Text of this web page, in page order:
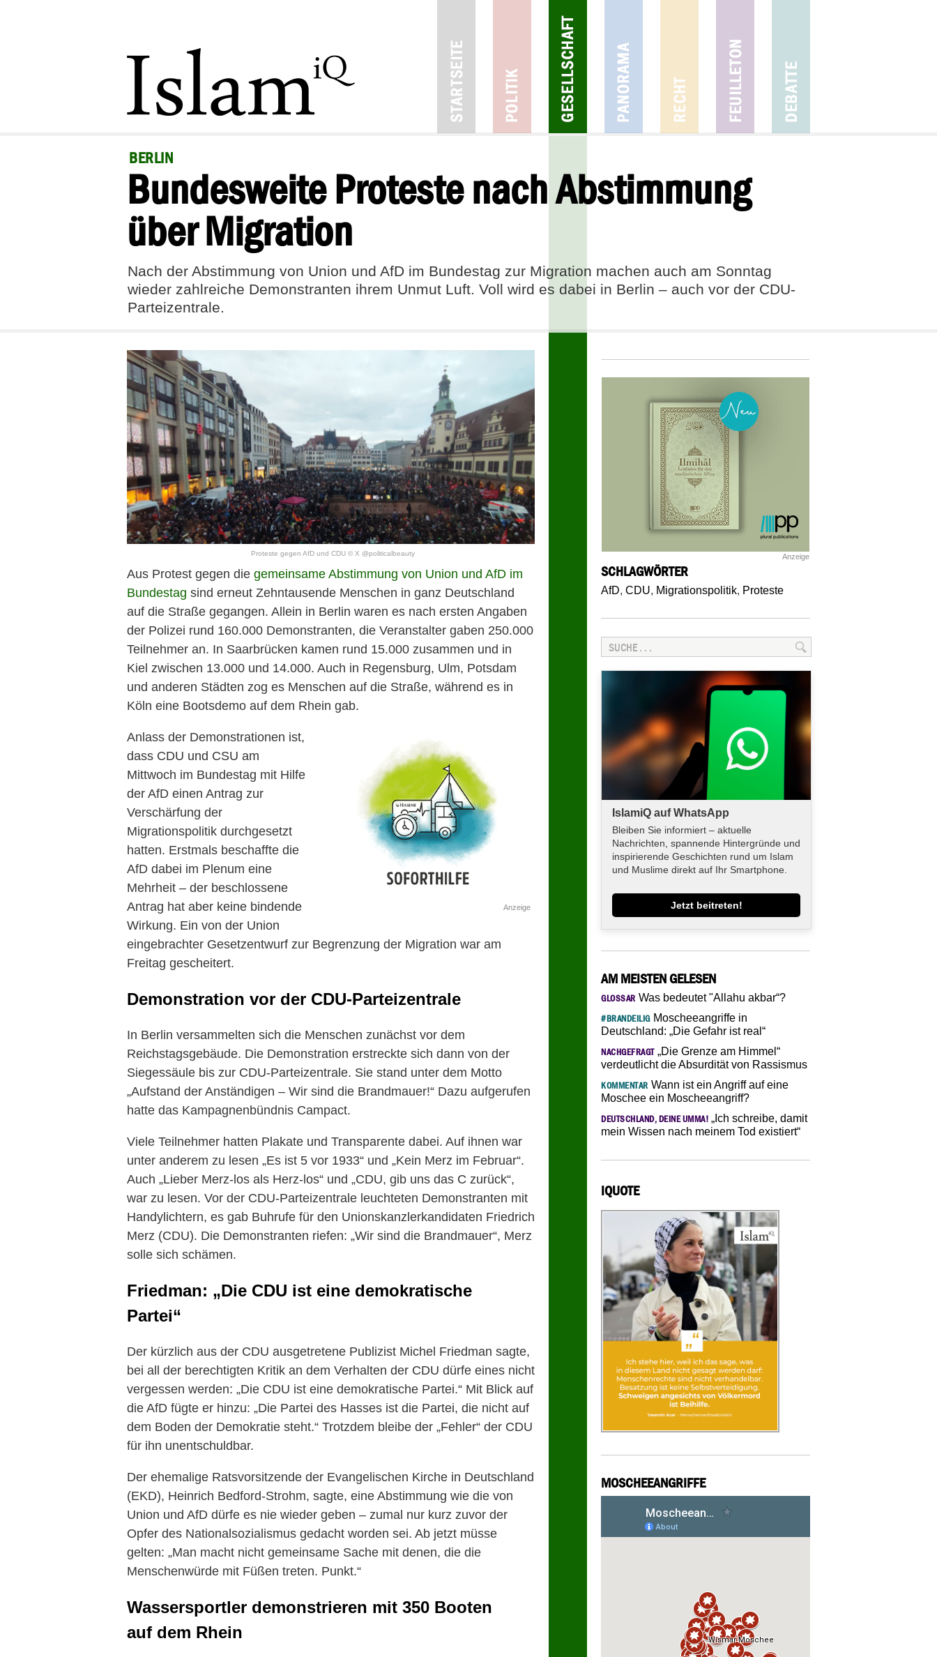
BERLIN
Bundesweite Proteste nach Abstimmung
über Migration
Nach der Abstimmung von Union und AfD im Bundestag zur Migration machen auch am Sonntag
wieder zahlreiche Demonstranten ihrem Unmut Luft. Voll wird es dabei in Berlin – auch vor der CDU-
Parteizentrale.
Proteste gegen AfD und CDU © X @politicalbeauty
Aus Protest gegen die gemeinsame Abstimmung von Union und AfD im
Bundestag sind erneut Zehntausende Menschen in ganz Deutschland
auf die Straße gegangen. Allein in Berlin waren es nach ersten Angaben
der Polizei rund 160.000 Demonstranten, die Veranstalter gaben 250.000
Teilnehmer an. In Saarbrücken kamen rund 15.000 zusammen und in
Kiel zwischen 13.000 und 14.000. Auch in Regensburg, Ulm, Potsdam
und anderen Städten zog es Menschen auf die Straße, während es in
Köln eine Bootsdemo auf dem Rhein gab.
Anzeige
Anlass der Demonstrationen ist,
dass CDU und CSU am
Mittwoch im Bundestag mit Hilfe
der AfD einen Antrag zur
Verschärfung der
Migrationspolitik durchgesetzt
hatten. Erstmals beschaffte die
AfD dabei im Plenum eine
Mehrheit – der beschlossene
Antrag hat aber keine bindende
Wirkung. Ein von der Union
eingebrachter Gesetzentwurf zur Begrenzung der Migration war am
Freitag gescheitert.
Demonstration vor der CDU-Parteizentrale
In Berlin versammelten sich die Menschen zunächst vor dem
Reichstagsgebäude. Die Demonstration erstreckte sich dann von der
Siegessäule bis zur CDU-Parteizentrale. Sie stand unter dem Motto
„Aufstand der Anständigen – Wir sind die Brandmauer!“ Dazu aufgerufen
hatte das Kampagnenbündnis Campact.
Viele Teilnehmer hatten Plakate und Transparente dabei. Auf ihnen war
unter anderem zu lesen „Es ist 5 vor 1933“ und „Kein Merz im Februar“.
Auch „Lieber Merz-los als Herz-los“ und „CDU, gib uns das C zurück“,
war zu lesen. Vor der CDU-Parteizentrale leuchteten Demonstranten mit
Handylichtern, es gab Buhrufe für den Unionskanzlerkandidaten Friedrich
Merz (CDU). Die Demonstranten riefen: „Wir sind die Brandmauer“, Merz
solle sich schämen.
Friedman: „Die CDU ist eine demokratische
Partei“
Der kürzlich aus der CDU ausgetretene Publizist Michel Friedman sagte,
bei all der berechtigten Kritik an dem Verhalten der CDU dürfe eines nicht
vergessen werden: „Die CDU ist eine demokratische Partei.“ Mit Blick auf
die AfD fügte er hinzu: „Die Partei des Hasses ist die Partei, die nicht auf
dem Boden der Demokratie steht.“ Trotzdem bleibe der „Fehler“ der CDU
für ihn unentschuldbar.
Der ehemalige Ratsvorsitzende der Evangelischen Kirche in Deutschland
(EKD), Heinrich Bedford-Strohm, sagte, eine Abstimmung wie die von
Union und AfD dürfe es nie wieder geben – zumal nur kurz zuvor der
Opfer des Nationalsozialismus gedacht worden sei. Ab jetzt müsse
gelten: „Man macht nicht gemeinsame Sache mit denen, die die
Menschenwürde mit Füßen treten. Punkt.“
Wassersportler demonstrieren mit 350 Booten
auf dem Rhein
Anzeige
SCHLAGWÖRTER
AfD, CDU, Migrationspolitik, Proteste
IslamiQ auf WhatsApp
Bleiben Sie informiert – aktuelle
Nachrichten, spannende Hintergründe und
inspirierende Geschichten rund um Islam
und Muslime direkt auf Ihr Smartphone.
Jetzt beitreten!
AM MEISTEN GELESEN
GLOSSAR Was bedeutet "Allahu akbar“?
#BRANDEILIGMoscheeangriffe in
Deutschland: „Die Gefahr ist real“
NACHGEFRAGT„Die Grenze am Himmel“
verdeutlicht die Absurdität von Rassismus
KOMMENTAR Wann ist ein Angriff auf eine
Moschee ein Moscheeangriff?
DEUTSCHLAND, DEINE UMMA! „Ich schreibe, damit
mein Wissen nach meinem Tod existiert“
IQUOTE
MOSCHEEANGRIFFE